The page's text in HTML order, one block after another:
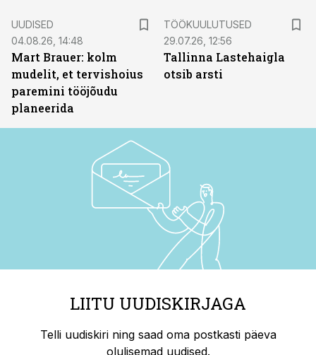
UUDISED
04.08.26, 14:48
Mart Brauer: kolm
mudelit, et tervishoius
paremini tööjõudu
planeerida
TÖÖKUULUTUSED
29.07.26, 12:56
Tallinna Lastehaigla
otsib arsti
LIITU UUDISKIRJAGA
Telli uudiskiri ning saad oma postkasti päeva
olulisemad uudised.